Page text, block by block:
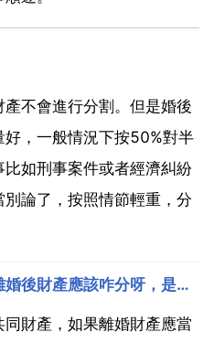
不會進行分割。但是婚後
，一般情況下按50%對半
如刑事案件或者經濟糾紛
論了，按照情節輕重，分
離婚後財產可以平分嗎，離婚後財產應該咋分呀，是一人一半嗎？
財產，如果離婚財產應當